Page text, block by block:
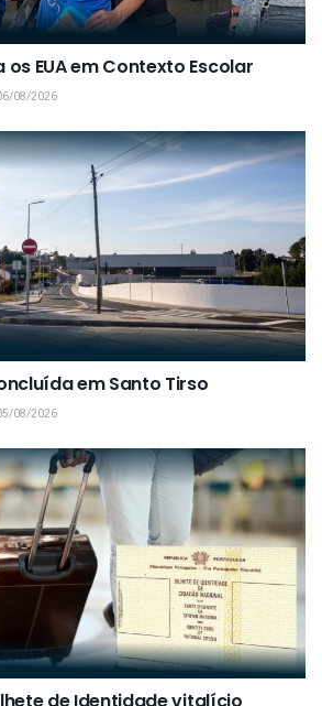
EUA em Contexto Escolar
08/2026
em Santo Tirso
08/2026
de Identidade vitalício